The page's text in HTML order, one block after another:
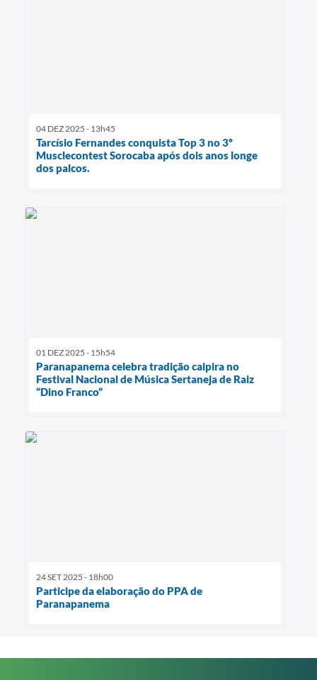
04 DEZ 2025 - 13h45
Tarcísio Fernandes conquista Top 3 no 3º
Musclecontest Sorocaba após dois anos longe
dos palcos.
01 DEZ 2025 - 15h54
Paranapanema celebra tradição caipira no
Festival Nacional de Música Sertaneja de Raiz
“Dino Franco”
24 SET 2025 - 18h00
Participe da elaboração do PPA de
Paranapanema